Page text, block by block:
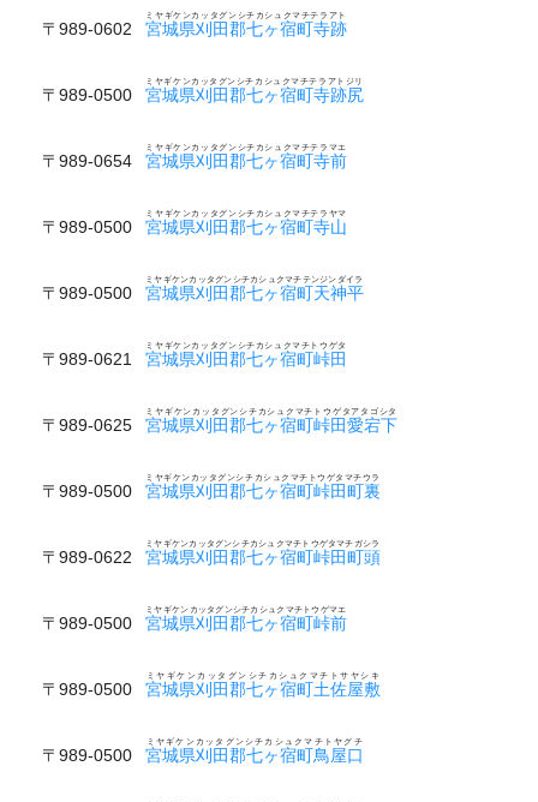
〒989-0602 宮城県刈田郡七ヶ宿町寺跡
ミヤギケンカッタグンシチカシュクマチテラアト
〒989-0500 宮城県刈田郡七ヶ宿町寺跡尻
ミヤギケンカッタグンシチカシュクマチテラアトジリ
〒989-0654 宮城県刈田郡七ヶ宿町寺前
ミヤギケンカッタグンシチカシュクマチテラマエ
〒989-0500 宮城県刈田郡七ヶ宿町寺山
ミヤギケンカッタグンシチカシュクマチテラヤマ
〒989-0500 宮城県刈田郡七ヶ宿町天神平
ミヤギケンカッタグンシチカシュクマチテンジンダイラ
〒989-0621 宮城県刈田郡七ヶ宿町峠田
ミヤギケンカッタグンシチカシュクマチトウゲタ
〒989-0625 宮城県刈田郡七ヶ宿町峠田愛宕下
ミヤギケンカッタグンシチカシュクマチトウゲタアタゴシタ
〒989-0500 宮城県刈田郡七ヶ宿町峠田町裏
ミヤギケンカッタグンシチカシュクマチトウゲタマチウラ
〒989-0622 宮城県刈田郡七ヶ宿町峠田町頭
ミヤギケンカッタグンシチカシュクマチトウゲタマチガシラ
〒989-0500 宮城県刈田郡七ヶ宿町峠前
ミヤギケンカッタグンシチカシュクマチトウゲマエ
〒989-0500 宮城県刈田郡七ヶ宿町土佐屋敷
ミヤギケンカッタグンシチカシュクマチトサヤシキ
〒989-0500 宮城県刈田郡七ヶ宿町鳥屋口
ミヤギケンカッタグンシチカシュクマチトヤグチ